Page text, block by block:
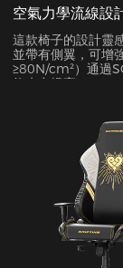
空氣力學流線設
這款椅子的設計靈
並帶有側翼，可增
≥80N/cm²）通過
約束力提高45%。